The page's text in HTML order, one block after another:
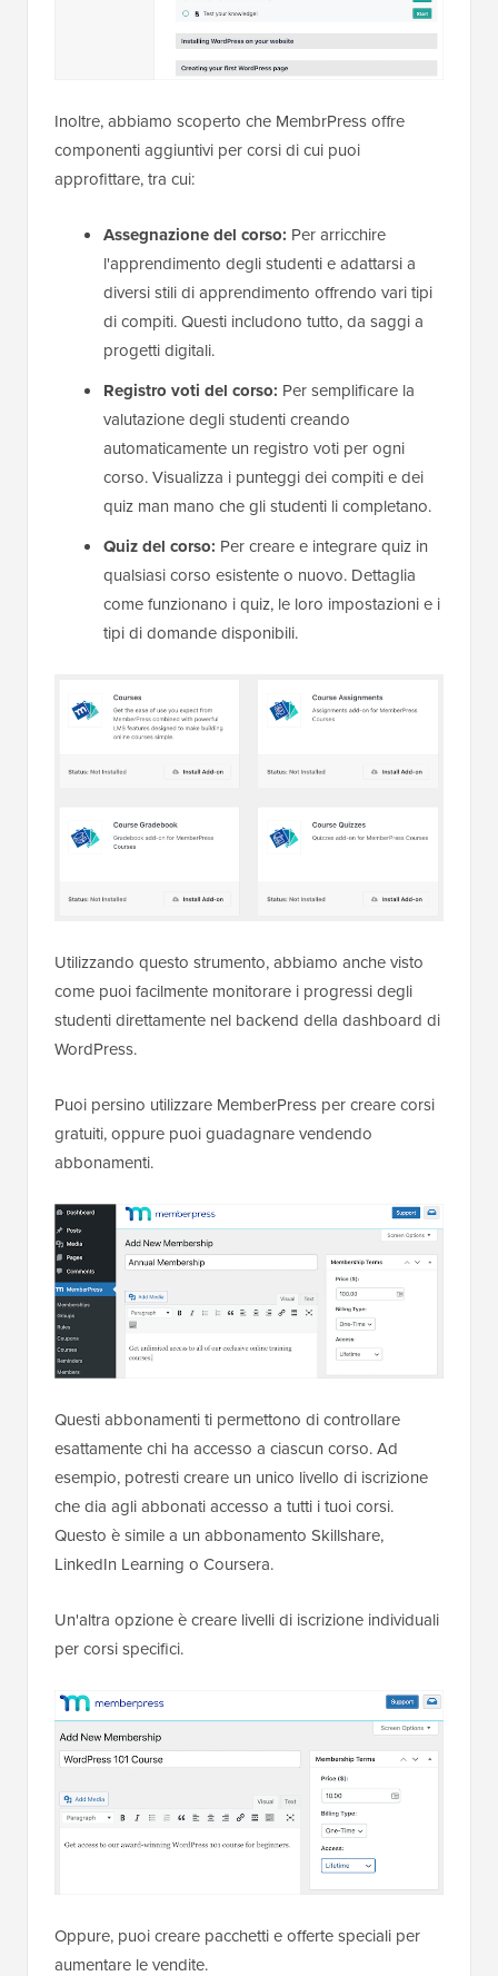
Inoltre, abbiamo scoperto che MembrPress offre
componenti aggiuntivi per corsi di cui puoi
approfittare, tra cui:
Assegnazione del corso: Per arricchire
l'apprendimento degli studenti e adattarsi a
diversi stili di apprendimento offrendo vari tipi
di compiti. Questi includono tutto, da saggi a
progetti digitali.
Registro voti del corso: Per semplificare la
valutazione degli studenti creando
automaticamente un registro voti per ogni
corso. Visualizza i punteggi dei compiti e dei
quiz man mano che gli studenti li completano.
Quiz del corso: Per creare e integrare quiz in
qualsiasi corso esistente o nuovo. Dettaglia
come funzionano i quiz, le loro impostazioni e i
tipi di domande disponibili.
Utilizzando questo strumento, abbiamo anche visto
come puoi facilmente monitorare i progressi degli
studenti direttamente nel backend della dashboard di
WordPress.
Puoi persino utilizzare MemberPress per creare corsi
gratuiti, oppure puoi guadagnare vendendo
abbonamenti.
Questi abbonamenti ti permettono di controllare
esattamente chi ha accesso a ciascun corso. Ad
esempio, potresti creare un unico livello di iscrizione
che dia agli abbonati accesso a tutti i tuoi corsi.
Questo è simile a un abbonamento Skillshare,
LinkedIn Learning o Coursera.
Un'altra opzione è creare livelli di iscrizione individuali
per corsi specifici.
Oppure, puoi creare pacchetti e offerte speciali per
aumentare le vendite.